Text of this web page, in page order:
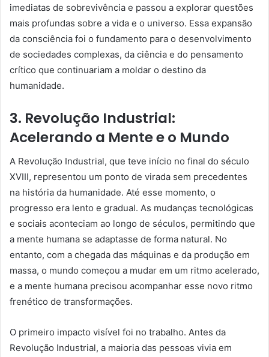
imediatas de sobrevivência e passou a explorar questões
mais profundas sobre a vida e o universo. Essa expansão
da consciência foi o fundamento para o desenvolvimento
de sociedades complexas, da ciência e do pensamento
crítico que continuariam a moldar o destino da
humanidade.
3. Revolução Industrial:
Acelerando a Mente e o Mundo
A Revolução Industrial, que teve início no final do século
XVIII, representou um ponto de virada sem precedentes
na história da humanidade. Até esse momento, o
progresso era lento e gradual. As mudanças tecnológicas
e sociais aconteciam ao longo de séculos, permitindo que
a mente humana se adaptasse de forma natural. No
entanto, com a chegada das máquinas e da produção em
massa, o mundo começou a mudar em um ritmo acelerado,
e a mente humana precisou acompanhar esse novo ritmo
frenético de transformações.
O primeiro impacto visível foi no trabalho. Antes da
Revolução Industrial, a maioria das pessoas vivia em